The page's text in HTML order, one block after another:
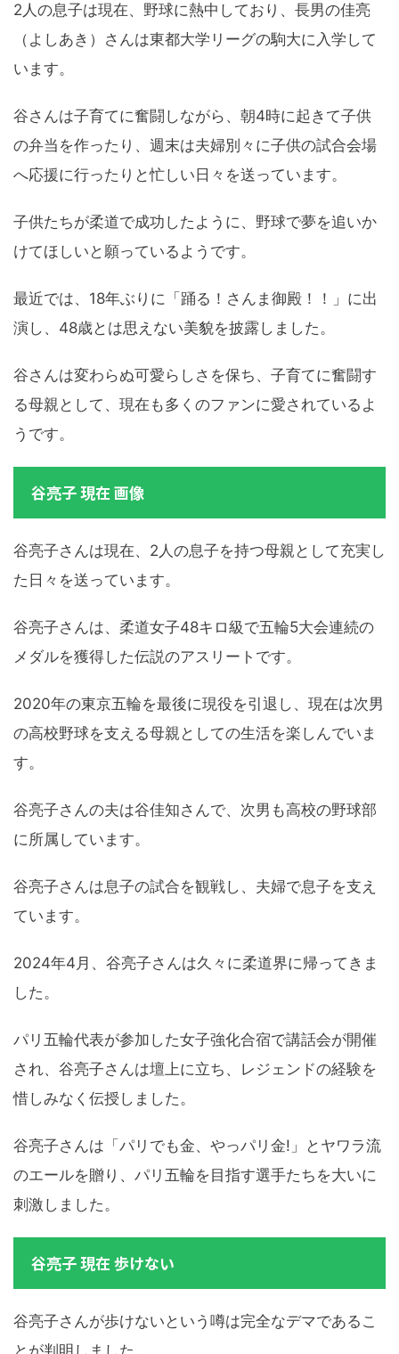
2人の息子は現在、野球に熱中しており、長男の佳亮
（よしあき）さんは東都大学リーグの駒大に入学して
います。
谷さんは子育てに奮闘しながら、朝4時に起きて子供
の弁当を作ったり、週末は夫婦別々に子供の試合会場
へ応援に行ったりと忙しい日々を送っています。
子供たちが柔道で成功したように、野球で夢を追いか
けてほしいと願っているようです。
最近では、18年ぶりに「踊る！さんま御殿！！」に出
演し、48歳とは思えない美貌を披露しました。
谷さんは変わらぬ可愛らしさを保ち、子育てに奮闘す
る母親として、現在も多くのファンに愛されているよ
うです。
谷亮子 現在 画像
谷亮子さんは現在、2人の息子を持つ母親として充実し
た日々を送っています。
谷亮子さんは、柔道女子48キロ級で五輪5大会連続の
メダルを獲得した伝説のアスリートです。
2020年の東京五輪を最後に現役を引退し、現在は次男
の高校野球を支える母親としての生活を楽しんでいま
す。
谷亮子さんの夫は谷佳知さんで、次男も高校の野球部
に所属しています。
谷亮子さんは息子の試合を観戦し、夫婦で息子を支え
ています。
2024年4月、谷亮子さんは久々に柔道界に帰ってきま
した。
パリ五輪代表が参加した女子強化合宿で講話会が開催
され、谷亮子さんは壇上に立ち、レジェンドの経験を
惜しみなく伝授しました。
谷亮子さんは「パリでも金、やっパリ金!」とヤワラ流
のエールを贈り、パリ五輪を目指す選手たちを大いに
刺激しました。
谷亮子 現在 歩けない
谷亮子さんが歩けないという噂は完全なデマであるこ
とが判明しました。